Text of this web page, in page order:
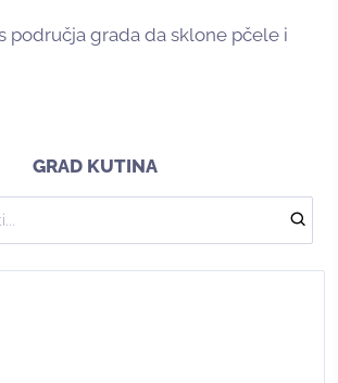
područja grada da sklone pčele i
GRAD KUTINA